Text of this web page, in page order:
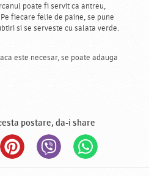
poate fi servit ca antreu,
fiecare felie de paine, se pune
si se serveste cu salata verde.
este necesar, se poate adauga
postare, da-i share